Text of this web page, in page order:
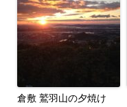
倉敷 鷲羽山の夕焼け